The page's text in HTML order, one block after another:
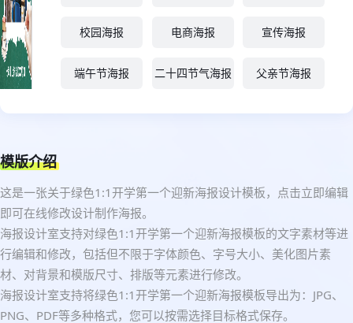
校园海报 电商海报 宣传海报
端午节海报 二十四节气海报 父亲节海报
模版介绍
这是一张关于绿色1:1开学第一个迎新海报设计模板，点击立即编辑
即可在线修改设计制作海报。
海报设计室支持对绿色1:1开学第一个迎新海报模板的文字素材等进
行编辑和修改，包括但不限于字体颜色、字号大小、美化图片素
材、对背景和模版尺寸、排版等元素进行修改。
海报设计室支持将绿色1:1开学第一个迎新海报模板导出为：JPG、
PNG、PDF等多种格式，您可以按需选择目标格式保存。